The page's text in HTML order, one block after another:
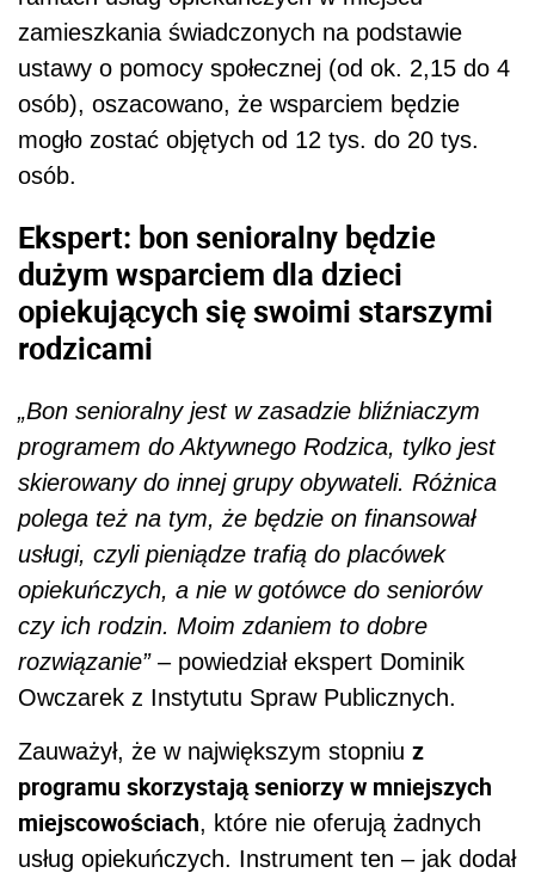
zamieszkania świadczonych na podstawie
ustawy o pomocy społecznej (od ok. 2,15 do 4
osób), oszacowano, że wsparciem będzie
mogło zostać objętych od 12 tys. do 20 tys.
osób.
Ekspert: bon senioralny będzie
dużym wsparciem dla dzieci
opiekujących się swoimi starszymi
rodzicami
„Bon senioralny jest w zasadzie bliźniaczym
programem do Aktywnego Rodzica, tylko jest
skierowany do innej grupy obywateli. Różnica
polega też na tym, że będzie on finansował
usługi, czyli pieniądze trafią do placówek
opiekuńczych, a nie w gotówce do seniorów
czy ich rodzin. Moim zdaniem to dobre
rozwiązanie”– powiedział ekspert Dominik
Owczarek z Instytutu Spraw Publicznych.
Zauważył, że w największym stopniu z
programu skorzystają seniorzy w mniejszych
miejscowościach, które nie oferują żadnych
usług opiekuńczych. Instrument ten – jak dodał